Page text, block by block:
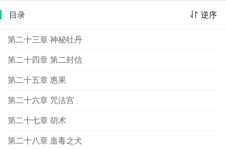
逆序
目录
第二十三章 神秘牡丹
第二十四章 第二封信
第二十五章 惠果
第二十六章 咒法宫
第二十七章 胡术
第二十八章 蛊毒之犬